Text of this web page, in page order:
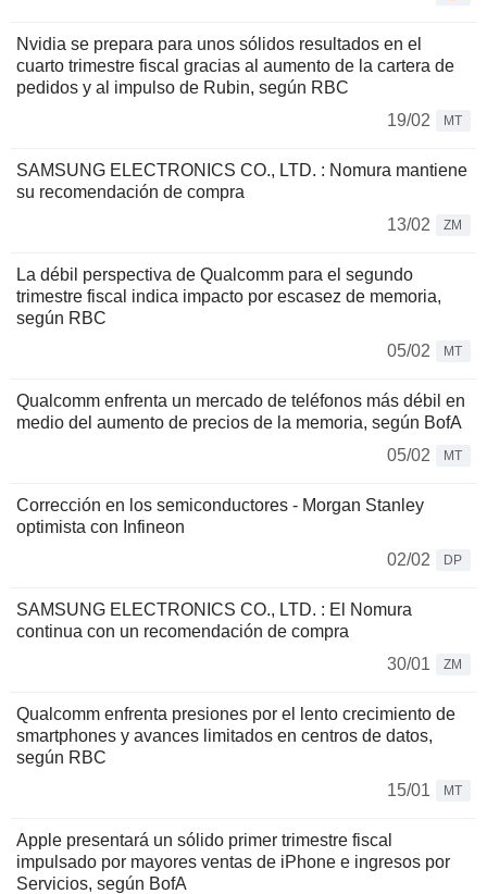
Nvidia se prepara para unos sólidos resultados en el
cuarto trimestre fiscal gracias al aumento de la cartera de
pedidos y al impulso de Rubin, según RBC
19/02
MT
SAMSUNG ELECTRONICS CO., LTD. : Nomura mantiene
su recomendación de compra
13/02
ZM
La débil perspectiva de Qualcomm para el segundo
trimestre fiscal indica impacto por escasez de memoria,
según RBC
05/02
MT
Qualcomm enfrenta un mercado de teléfonos más débil en
medio del aumento de precios de la memoria, según BofA
05/02
MT
Corrección en los semiconductores - Morgan Stanley
optimista con Infineon
02/02
DP
SAMSUNG ELECTRONICS CO., LTD. : El Nomura
continua con un recomendación de compra
30/01
ZM
Qualcomm enfrenta presiones por el lento crecimiento de
smartphones y avances limitados en centros de datos,
según RBC
15/01
MT
Apple presentará un sólido primer trimestre fiscal
impulsado por mayores ventas de iPhone e ingresos por
Servicios, según BofA